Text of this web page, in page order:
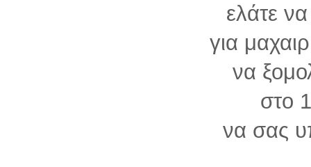
ελάτε
για
να
στο
να σας